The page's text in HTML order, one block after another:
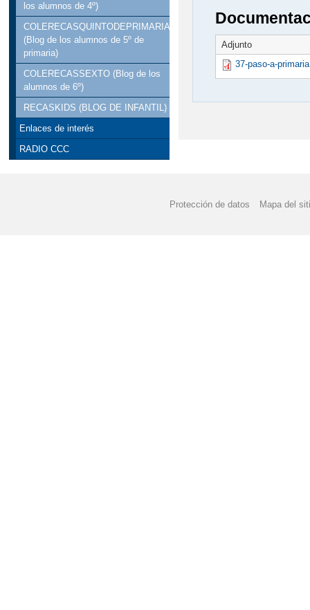
los alumnos de 4º)
COLERECASQUINTODEPRIMARIA
(Blog de los alumnos de 5º de
primaria)
COLERECASSEXTO (Blog de los
alumnos de 6º)
RECASKIDS (BLOG DE INFANTIL)
Enlaces de interés
RADIO CCC
Adjunto
37-paso-a-
Protección de datos Mapa del